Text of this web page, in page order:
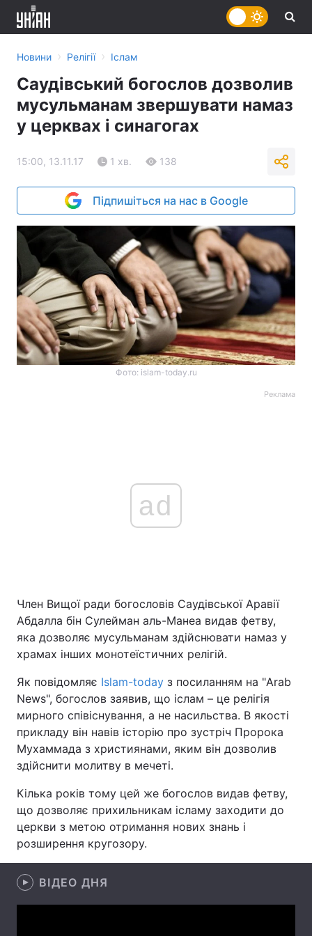
Головна Війна
Україна Політика
Економіка Світ
Спорт
Техно і зв'язок Лайт
Зброя
Новини › Релігії › Іслам
Саудівський богослов дозволив
мусульманам звершувати намаз
у церквах і синагогах
15:00, 13.11.17 1 хв. 138
Підпишіться на нас в Google
Фото: islam-today.ru
Реклама
ad
Член Вищої ради богословів Саудівської Аравії
Абдалла бін Сулейман аль-Манеа видав фетву,
яка дозволяє мусульманам здійснювати намаз у
храмах інших монотеїстичних релігій.
Як повідомляє Islam-today з посиланням на "Arab
News", богослов заявив, що іслам – це релігія
мирного співіснування, а не насильства. В якості
прикладу він навів історію про зустріч Пророка
Мухаммада з християнами, яким він дозволив
здійснити молитву в мечеті.
Кілька років тому цей же богослов видав фетву,
що дозволяє прихильникам ісламу заходити до
церкви з метою отримання нових знань і
розширення кругозору.
ВІДЕО ДНЯ